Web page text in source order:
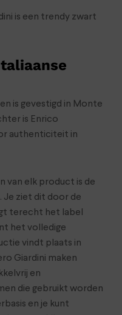
is een trendy zwart
is gevestigd in Monte
is Enrico
authenticiteit in
van elk product is de
Je ziet dit door de
terecht het label
het volledige
vindt plaats in
Giardini maken
en
die gebruikt worden
en je kunt